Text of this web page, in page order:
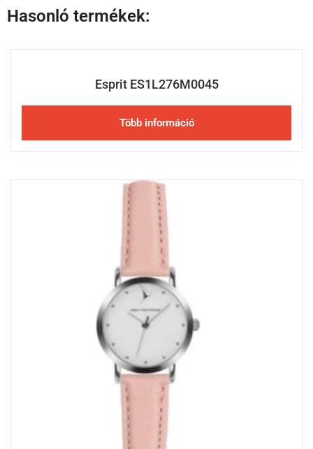
Hasonló termékek:
Esprit ES1L276M0045
Több információ